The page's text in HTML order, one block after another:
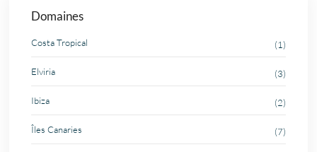
Domaines
Costa Tropical (1)
Elviria (3)
Ibiza (2)
Îles Canaries (7)